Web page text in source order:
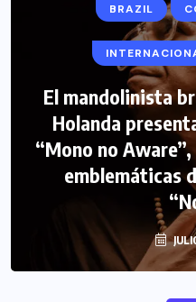
BRAZIL
El mandolinista
Holanda
“Mono no
emblemáticas
COLABORADORES
NOTICIAS
FIPETUR se